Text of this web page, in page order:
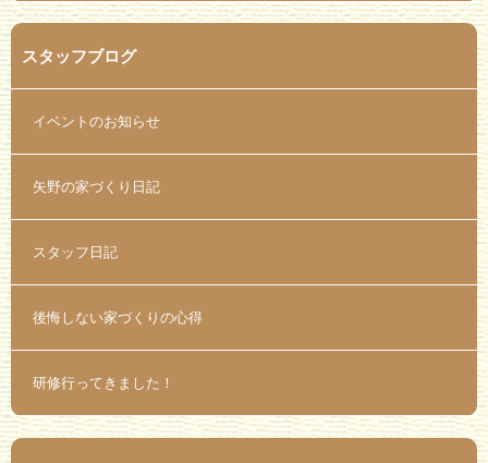
スタッフブログ
イベントのお知らせ
矢野の家づくり日記
スタッフ日記
後悔しない家づくりの心得
研修行ってきました！